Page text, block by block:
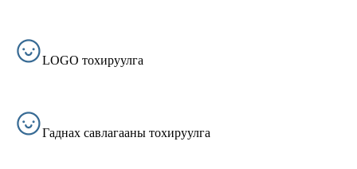
LOGO тохируулга
Гаднах савлагааны тохируулга